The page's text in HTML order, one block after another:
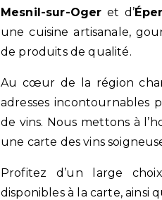
Mesnil-sur-Oger et d’
une cuisine artisanale,
de produits de qualité.
Au cœur de la région
adresses incontournables
de vins. Nous mettons à
une carte des vins
Profitez d’un large
disponibles à la carte, ainsi